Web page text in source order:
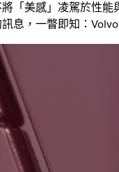
「美感」凌駕於性
息，一瞥即知：